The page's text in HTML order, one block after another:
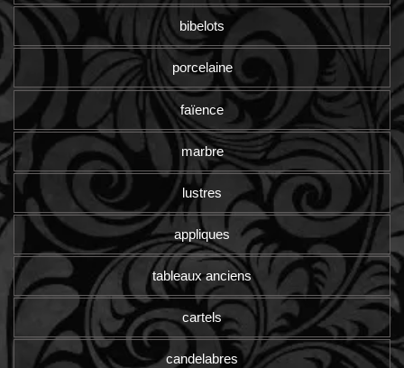
bibelots
porcelaine
faïence
marbre
lustres
appliques
tableaux anciens
cartels
candelabres